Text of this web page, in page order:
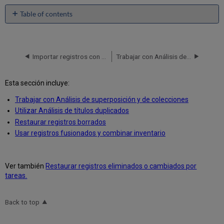
Table of contents
No
Esta sección incluye:
Trabajar con Análisis de superposición y de colecciones
Utilizar Análisis de títulos duplicados
Restaurar registros borrados
Usar registros fusionados y combinar inventario
Ver también Restaurar registros eliminados o cambiados por
tareas.
Back to top